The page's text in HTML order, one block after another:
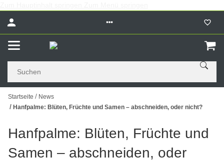
Startseite
News
Hanfpalme: Blüten, Früchte und Samen – abschneiden, oder nicht?
Hanfpalme: Blüten, Früchte und
Samen – abschneiden, oder